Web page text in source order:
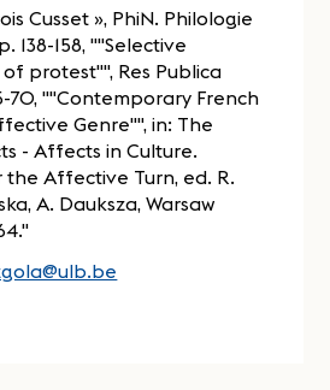
Cusset », PhiN. Philologie
138-158, ""Selective
protest"", Res Publica
70, ""Contemporary French
Genre"", in: The
- Affects in Culture.
the Affective Turn, ed. R.
A. Dauksza, Warsaw